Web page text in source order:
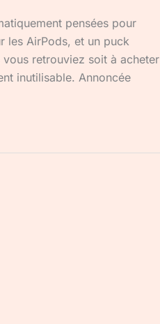
pensées pour
les AirPods, et un puck
retrouviez soit à acheter
inutilisable. Annoncée